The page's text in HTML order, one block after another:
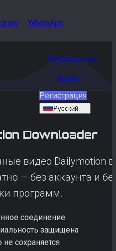
WhatsApp
Руководства
Войти
Регистрация
Русский
Downloader
видео Dailymotion в
— без аккаунта и
программ.
соединение
защищена
не сохраняется